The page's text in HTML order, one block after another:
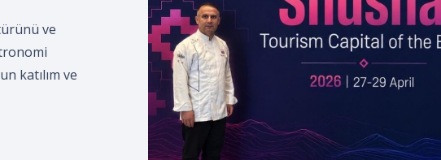
Teslim ve
Kültür
coğrafi